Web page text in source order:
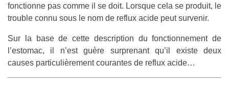
fonctionne pas comme il se doit. Lorsque cela se produit, le
trouble connu sous le nom de reflux acide peut survenir.
Sur la base de cette description du fonctionnement de
l’estomac, il n’est guère surprenant qu’il existe deux
causes particulièrement courantes de reflux acide…